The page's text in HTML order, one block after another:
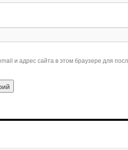
и адрес сайта в этом браузере для